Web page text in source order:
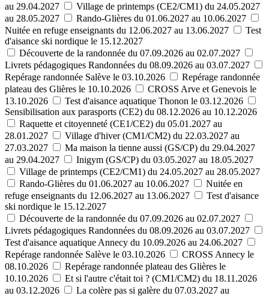
au 29.04.2027
Village de printemps (CE2/CM1) du 24.05.2027
au 28.05.2027
Rando-Glières du 01.06.2027 au 10.06.2027
Nuitée en refuge enseignants du 12.06.2027 au 13.06.2027
Test
d'aisance ski nordique le 15.12.2027
Découverte de la randonnée du 07.09.2026 au 02.07.2027
Livrets pédagogiques Randonnées du 08.09.2026 au 03.07.2027
Repérage randonnée Salève le 03.10.2026
Repérage randonnée
plateau des Glières le 10.10.2026
CROSS Arve et Genevois le
13.10.2026
Test d'aisance aquatique Thonon le 03.12.2026
Sensibilisation aux parasports (CE2) du 08.12.2026 au 10.12.2026
Raquette et citoyenneté (CE1/CE2) du 05.01.2027 au
28.01.2027
Village d'hiver (CM1/CM2) du 22.03.2027 au
27.03.2027
Ma maison la tienne aussi (GS/CP) du 29.04.2027
au 29.04.2027
Inigym (GS/CP) du 03.05.2027 au 18.05.2027
Village de printemps (CE2/CM1) du 24.05.2027 au 28.05.2027
Rando-Glières du 01.06.2027 au 10.06.2027
Nuitée en
refuge enseignants du 12.06.2027 au 13.06.2027
Test d'aisance
ski nordique le 15.12.2027
Découverte de la randonnée du 07.09.2026 au 02.07.2027
Livrets pédagogiques Randonnées du 08.09.2026 au 03.07.2027
Test d'aisance aquatique Annecy du 10.09.2026 au 24.06.2027
Repérage randonnée Salève le 03.10.2026
CROSS Annecy le
08.10.2026
Repérage randonnée plateau des Glières le
10.10.2026
Et si l'autre c'était toi ? (CM1/CM2) du 18.11.2026
au 03.12.2026
La colère pas si galère du 07.03.2027 au